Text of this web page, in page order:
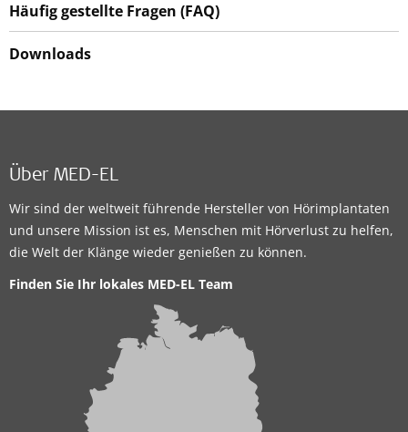
Häufig gestellte Fragen (FAQ)
Downloads
Über MED-EL
Wir sind der weltweit führende Hersteller von Hörimplantaten
und unsere Mission ist es, Menschen mit Hörverlust zu helfen,
die Welt der Klänge wieder genießen zu können.
Finden Sie Ihr lokales MED-EL Team